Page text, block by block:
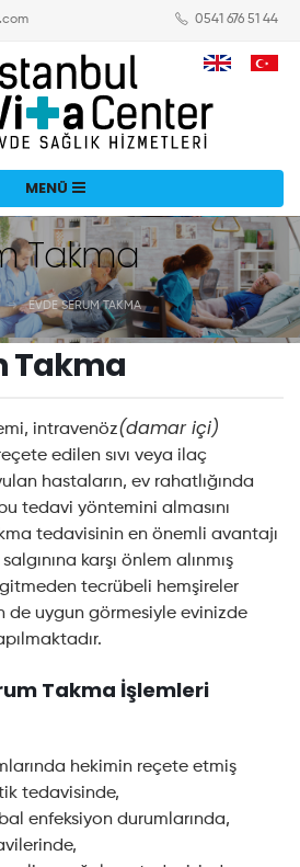
0541 676 51 44
Takma
EVDE SERUM TAKMA
Takma
intravenöz(damar içi)
edilen sıvı veya ilaç
hastaların, ev rahatlığında
tedavi yöntemini almasını
tedavisinin en önemli avantajı
karşı önlem alınmış
gitmeden tecrübeli hemşireler
de uygun görmesiyle evinizde
Takma İşlemleri
hekimin reçete etmiş
tedavisinde,
enfeksiyon durumlarında,